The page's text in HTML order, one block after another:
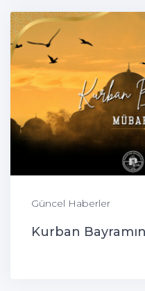
Güncel Haberler
Kurban